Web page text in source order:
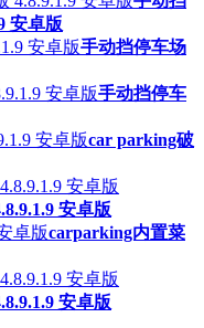
安卓版
手动挡停车场
手动挡停车
car parking破
安卓版
carparking内置菜
安卓版